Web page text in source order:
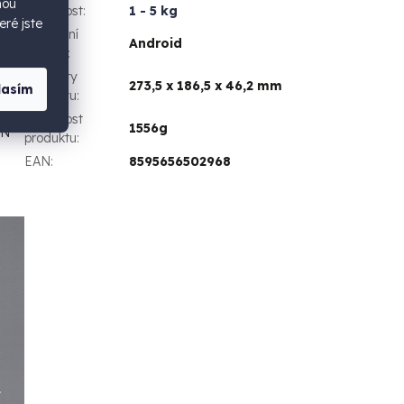
jste
Hmotnost:
1 - 5 kg
Operační
:
Android
Rozměry
produktu:
273,5 x 186,5 x 46,2 mm
Hmotnost
produktu:
1556g
EAN: 8595656502968